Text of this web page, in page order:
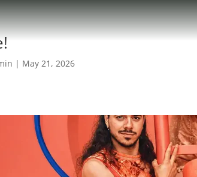
| May 21, 2026